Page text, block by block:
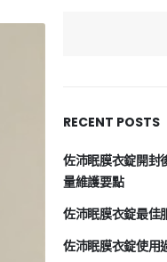
RECENT POSTS
佐沛眠膜衣錠開封
量維護要點
佐沛眠膜衣錠最佳
佐沛眠膜衣錠使用